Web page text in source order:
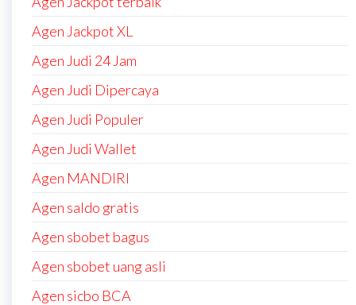
Agen Jackpot XL
Agen Judi 24 Jam
Agen Judi Dipercaya
Agen Judi Populer
Agen Judi Wallet
Agen MANDIRI
Agen saldo gratis
Agen sbobet bagus
Agen sbobet uang asli
Agen sicbo BCA